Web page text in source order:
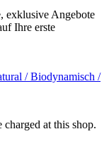
exklusive Angebote
Ihre erste
/ Biodynamisch /
at this shop.